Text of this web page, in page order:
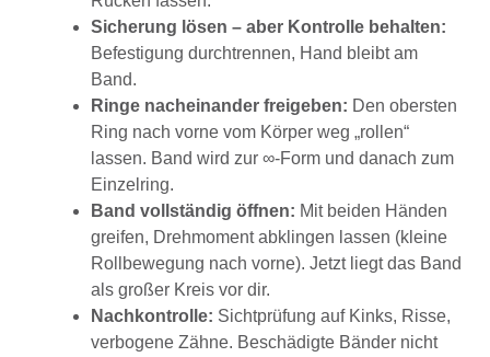
Sicherung lösen – aber Kontrolle behalten:
Befestigung durchtrennen, Hand bleibt am
Band.
Ringe nacheinander freigeben: Den obersten
Ring nach vorne vom Körper weg „rollen“
lassen. Band wird zur ∞-Form und danach zum
Einzelring.
Band vollständig öffnen: Mit beiden Händen
greifen, Drehmoment abklingen lassen (kleine
Rollbewegung nach vorne). Jetzt liegt das Band
als großer Kreis vor dir.
Nachkontrolle: Sichtprüfung auf Kinks, Risse,
verbogene Zähne. Beschädigte Bänder nicht